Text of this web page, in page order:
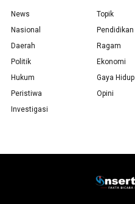
News
Nasional
Daerah
Politik
Hukum
Peristiwa
Investigasi
Topik
Pendidikan
Ragam
Ekonomi
Gaya Hidup
Opini